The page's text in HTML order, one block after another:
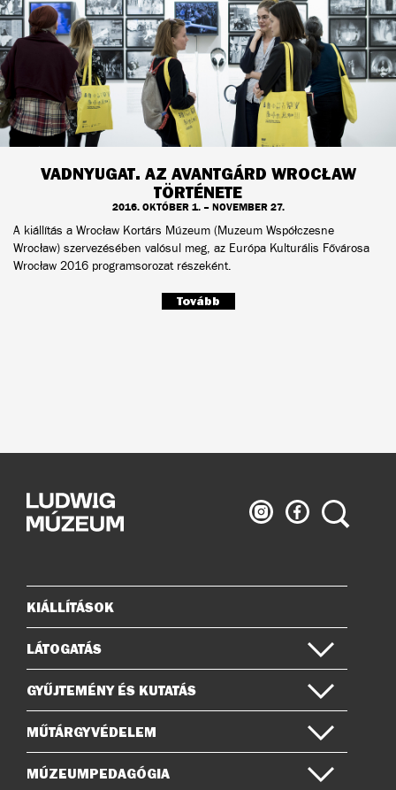
VADNYUGAT. AZ AVANTGÁRD WROCŁAW
TÖRTÉNETE
2016. OKTÓBER 1. – NOVEMBER 27.
A kiállítás a Wrocław Kortárs Múzeum (Muzeum Współczesne
Wrocław) szervezésében valósul meg, az Európa Kulturális Fővárosa
Wrocław 2016 programsorozat részeként.
Tovább
Ludwig
Múzeum
Ludwig
Múzeum
Keresés
Oldaltérkép
KIÁLLÍTÁSOK
LÁTOGATÁS
GYŰJTEMÉNY ÉS KUTATÁS
MŰTÁRGYVÉDELEM
MÚZEUMPEDAGÓGIA